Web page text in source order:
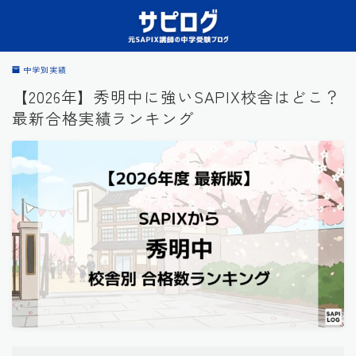
中学別実績
【2026年】秀明中に強いSAPIX校舎はどこ？
最新合格実績ランキング